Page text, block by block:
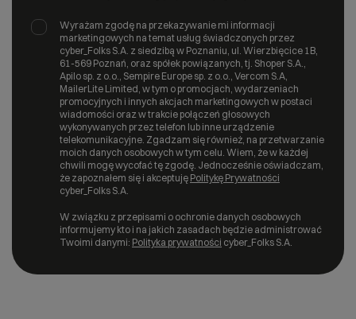
Wyrażam zgodę na przekazywanie mi informacji
marketingowych na temat usług świadczonych przez
cyber_Folks S.A. z siedzibą w Poznaniu, ul. Wierzbięcice 1B,
61-569 Poznań, oraz spółek powiązanych, tj. Shoper S.A.,
Apilo sp. z o.o., Sempire Europe sp. z o.o., Vercom S.A,
MailerLite Limited, w tym o promocjach, wydarzeniach
promocyjnych i innych akcjach marketingowych w postaci
wiadomości oraz w trakcie połączeń głosowych
wykonywanych przez telefon lub inne urządzenie
telekomunikacyjne. Zgadzam się również, na przetwarzanie
moich danych osobowych w tym celu. Wiem, że w każdej
chwili mogę wycofać tę zgodę. Jednocześnie oświadczam,
że zapoznałem się i akceptuję Politykę Prywatności
cyber_Folks S.A.
W związku z przepisami o ochronie danych osobowych
informujemy kto i na jakich zasadach będzie administrować
Twoimi danymi: Polityka prywatności cyber_Folks S.A.